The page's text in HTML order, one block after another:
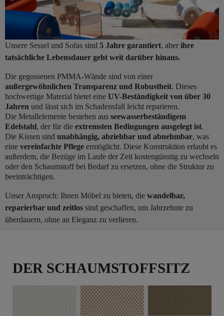
Unsere Sessel und Sofas sind 5 Jahre garantiert, aber ihre
tatsächliche Lebensdauer geht weit darüber hinaus.
Die gegossenen PMMA-Wände sind von einer
außergewöhnlichen Transparenz und Robustheit. Dieses
hochwertige Material bietet eine UV-Beständigkeit von über 30
Jahren und lässt sich im Schadensfall leicht reparieren.
Die Metallelemente bestehen aus seewasserbeständigem
Edelstahl, der für die extremsten Bedingungen ausgelegt ist.
Die Kissen sind unabhängig, abziehbar und abnehmbar, was
eine vereinfachte Pflege ermöglicht. Diese Konstruktion erlaubt es
außerdem, die Bezüge im Laufe der Zeit kostengünstig zu wechseln
oder den Schaumstoff bei Bedarf zu ersetzen, ohne die Struktur zu
beeinträchtigen.
Unser Anspruch: Ihnen Möbel zu bieten, die wandelbar,
reparierbar und zeitlos sind geschaffen, um Jahrzehnte zu
überdauern, ohne an Eleganz zu verlieren.
DER SCHAUMSTOFFSITZ